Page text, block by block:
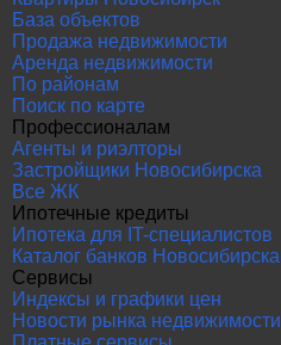
База объектов
Продажа недвижимости
Аренда недвижимости
По районам
Поиск по карте
Профессионалам
Агенты и риэлторы
Застройщики Новосибирска
Все ЖК
Ипотечные кредиты
Ипотека для IT-специалистов
Каталог банков Новосибирска
Сервисы
Индексы и графики цен
Новости рынка недвижимости